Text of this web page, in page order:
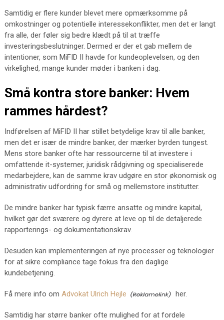
Samtidig er flere kunder blevet mere opmærksomme på
omkostninger og potentielle interessekonflikter, men det er langt
fra alle, der føler sig bedre klædt på til at træffe
investeringsbeslutninger. Dermed er der et gab mellem de
intentioner, som MiFID II havde for kundeoplevelsen, og den
virkelighed, mange kunder møder i banken i dag.
Små kontra store banker: Hvem
rammes hårdest?
Indførelsen af MiFID II har stillet betydelige krav til alle banker,
men det er især de mindre banker, der mærker byrden tungest.
Mens store banker ofte har ressourcerne til at investere i
omfattende it-systemer, juridisk rådgivning og specialiserede
medarbejdere, kan de samme krav udgøre en stor økonomisk og
administrativ udfordring for små og mellemstore institutter.
De mindre banker har typisk færre ansatte og mindre kapital,
hvilket gør det sværere og dyrere at leve op til de detaljerede
rapporterings- og dokumentationskrav.
Desuden kan implementeringen af nye processer og teknologier
for at sikre compliance tage fokus fra den daglige
kundebetjening.
Få mere info om Advokat Ulrich Hejle her.
Samtidig har større banker ofte mulighed for at fordele